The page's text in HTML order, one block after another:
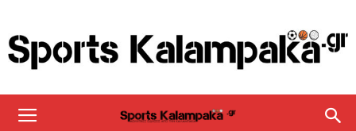
sportskalampaka